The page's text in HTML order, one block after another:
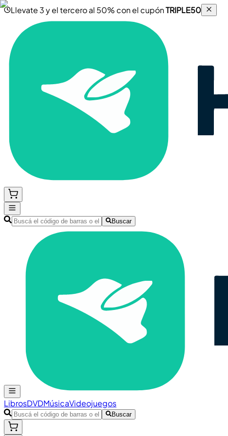
Llevate 3 y el tercero al 50% con el cupónTRIPLE50
Buscar
LibrosDVDMúsicaVideojuegos
Buscar